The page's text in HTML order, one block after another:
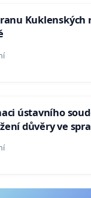
Kuklenských
ústavního
důvěry ve